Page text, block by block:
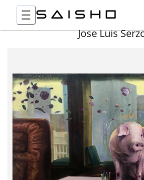
Jose Luis